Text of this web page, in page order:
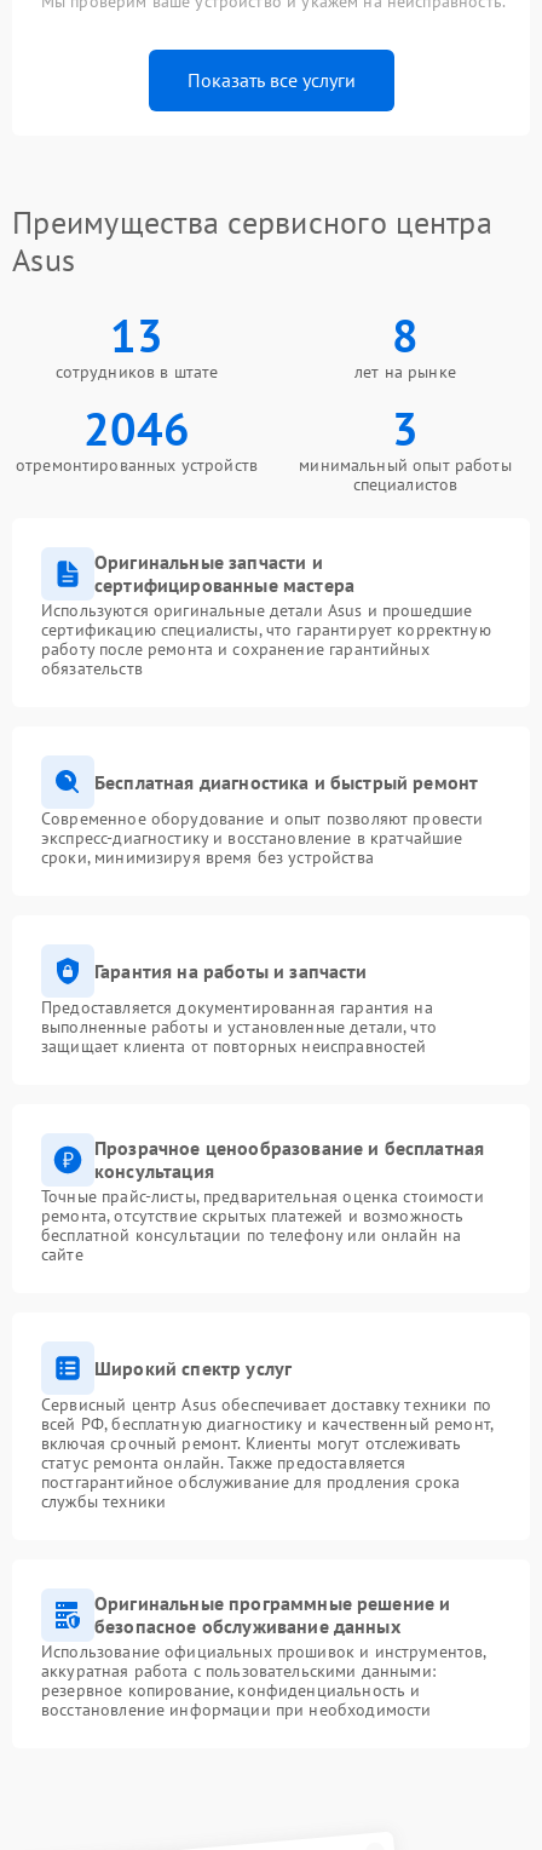
Показать все услуги
Преимущества сервисного центра
Asus
13
сотрудников в штате
8
лет на рынке
2046
отремонтированных устройств
3
минимальный опыт работы
специалистов
Оригинальные запчасти и
сертифицированные мастера
Используются оригинальные детали Asus и прошедшие
сертификацию специалисты, что гарантирует корректную
работу после ремонта и сохранение гарантийных
обязательств
Бесплатная диагностика и быстрый ремонт
Современное оборудование и опыт позволяют провести
экспресс-диагностику и восстановление в кратчайшие
сроки, минимизируя время без устройства
Гарантия на работы и запчасти
Предоставляется документированная гарантия на
выполненные работы и установленные детали, что
защищает клиента от повторных неисправностей
Прозрачное ценообразование и бесплатная
консультация
Точные прайс-листы, предварительная оценка стоимости
ремонта, отсутствие скрытых платежей и возможность
бесплатной консультации по телефону или онлайн на
сайте
Широкий спектр услуг
Сервисный центр Asus обеспечивает доставку техники по
всей РФ, бесплатную диагностику и качественный ремонт,
включая срочный ремонт. Клиенты могут отслеживать
статус ремонта онлайн. Также предоставляется
постгарантийное обслуживание для продления срока
службы техники
Оригинальные программные решение и
безопасное обслуживание данных
Использование официальных прошивок и инструментов,
аккуратная работа с пользовательскими данными:
резервное копирование, конфиденциальность и
восстановление информации при необходимости